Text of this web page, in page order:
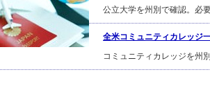
公立大学を州別で確認。必
全米コミュニティカレッジ
コミュニティカレッジを州